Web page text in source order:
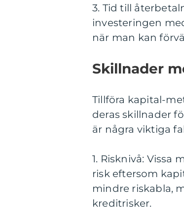
3. Tid till
investeringen
när man kan
Skillnader
Tillföra kapital-
deras skillnader
är några viktiga
1. Risknivå:
risk eftersom
mindre riskabla,
kreditrisker.